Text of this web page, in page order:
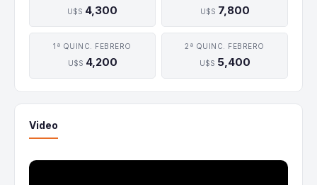
U$S 4,300
U$S 7,800
1ª QUINC. FEBRERO
U$S 4,200
2ª QUINC. FEBRERO
U$S 5,400
Video